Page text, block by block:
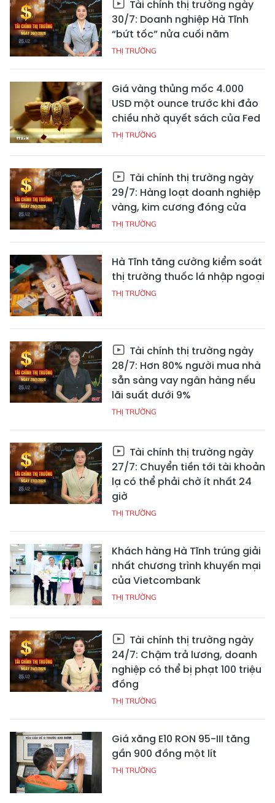
Tài chính thị trường ngày
30/7: Doanh nghiệp Hà Tĩnh
“bứt tốc” nửa cuối năm
THỊ TRƯỜNG
Giá vàng thủng mốc 4.000
USD một ounce trước khi đảo
chiều nhờ quyết sách của Fed
THỊ TRƯỜNG
Tài chính thị trường ngày
29/7: Hàng loạt doanh nghiệp
vàng, kim cương đóng cửa
THỊ TRƯỜNG
Hà Tĩnh tăng cường kiểm soát
thị trường thuốc lá nhập ngoại
THỊ TRƯỜNG
Tài chính thị trường ngày
28/7: Hơn 80% người mua nhà
sẵn sàng vay ngân hàng nếu
lãi suất dưới 9%
THỊ TRƯỜNG
Tài chính thị trường ngày
27/7: Chuyển tiền tới tài khoản
lạ có thể phải chờ ít nhất 24
giờ
THỊ TRƯỜNG
Khách hàng Hà Tĩnh trúng giải
nhất chương trình khuyến mại
của Vietcombank
THỊ TRƯỜNG
Tài chính thị trường ngày
24/7: Chậm trả lương, doanh
nghiệp có thể bị phạt 100 triệu
đồng
THỊ TRƯỜNG
Giá xăng E10 RON 95-III tăng
gần 900 đồng một lít
THỊ TRƯỜNG